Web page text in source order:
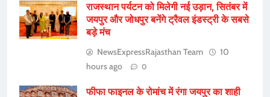
राजस्थान पर्यटन को मिलेगी नई उड़ान, सितंबर में
जयपुर और जोधपुर बनेंगे ट्रैवल इंडस्ट्री के सबसे
बड़े मंच
NewsExpressRajasthan Team
10
hours ago
0
फीफा फाइनल के रोमांच में रंगा जयपुर का शाही